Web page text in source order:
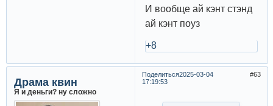
И вообще ай кэнт стэнд
ай кэнт поуз
+8
Поделиться 63
2025-03-04
17:19:53
Драма квин
Я и деньги? ну сложно